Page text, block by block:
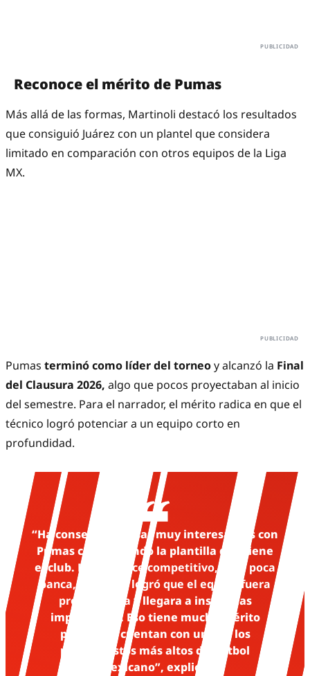
Reconoce el mérito de Pumas
Más allá de las formas, Martinoli destacó los resultados
que consiguió Juárez con un plantel que considera
limitado en comparación con otros equipos de la Liga
MX.
Pumas terminó como líder del torneoy alcanzó la Final
del Clausura 2026, algo que pocos proyectaban al inicio
del semestre. Para el narrador, el mérito radica en que el
técnico logró potenciar a un equipo corto en
profundidad.
“Ha conseguido cosas muy interesantes con
Pumas considerando la plantilla que tiene
el club. Hay un once competitivo, pero poca
banca,y aun asílogró que el equipo fuera
protagonistay llegara a instancias
importantes. Eso tiene mucho mérito
porque no cuentan con uno de los
presupuestos más altos del futbol
mexicano”, explicó.